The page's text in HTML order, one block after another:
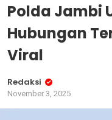
Polda Jambi
Hubungan
Viral
Redaksi
November 3, 2025